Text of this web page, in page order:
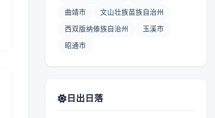
曲靖市 文山壮族苗族自治州
西双版纳傣族自治州 玉溪市
昭通市
日出日落